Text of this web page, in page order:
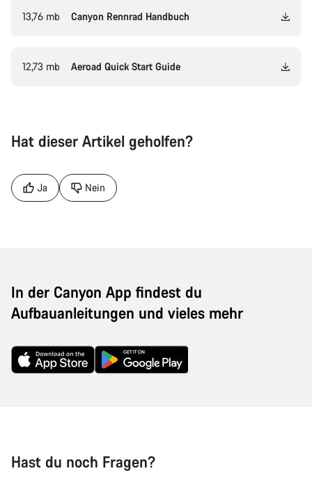
13,76 mb Canyon Rennrad Handbuch
12,73 mb Aeroad Quick Start Guide
Hat dieser Artikel geholfen?
Ja Nein
In der Canyon App findest du
Aufbauanleitungen und vieles mehr
Hast du noch Fragen?